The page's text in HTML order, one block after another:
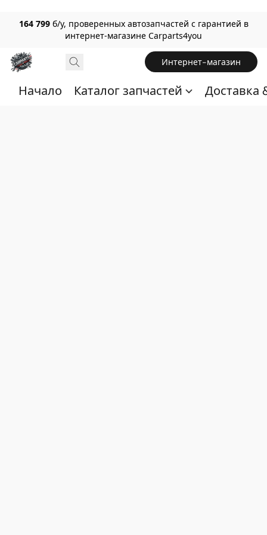
164 799 б/у, проверенных автозапчастей с гарантией в
интернет-магазине Carparts4you
Интернет-магазин
Начало Каталог запчастей Доставка